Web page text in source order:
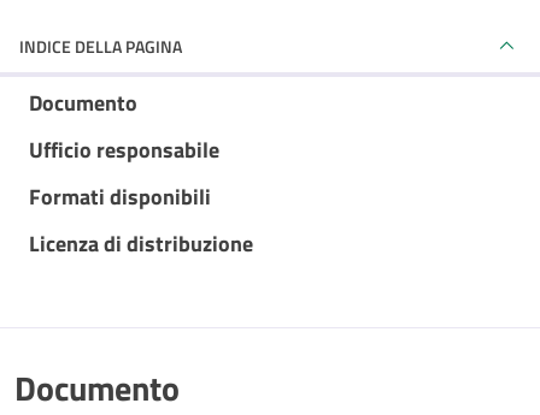
INDICE DELLA PAGINA
Documento
Ufficio responsabile
Formati disponibili
Licenza di distribuzione
Documento